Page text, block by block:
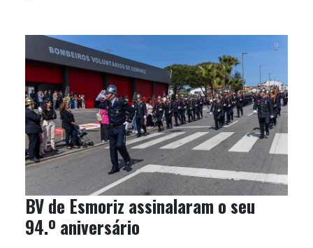
BV de Esmoriz assinalaram o seu
94.º aniversário